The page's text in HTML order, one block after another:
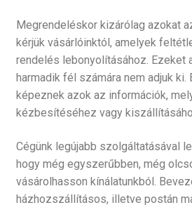
Megrendeléskor kizárólag azokat
kérjük vásárlóinktól, amelyek
rendelés lebonyolításához. Ezeket
harmadik fél számára nem adjuk
képeznek azok az információk,
kézbesítéséhez vagy
Cégünk legújabb szolgáltatásával
hogy még egyszerűbben, még
vásárolhasson kínálatunkból.
házhozszállításos, illetve postán